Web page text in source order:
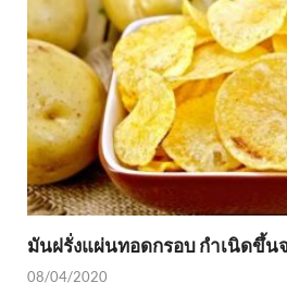
มันฝรั่งแผ่นทอดกรอบ กำเนิดขึ้น
08/04/2020